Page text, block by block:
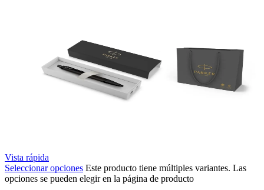
Vista rápida
Seleccionar opciones Este producto tiene múltiples variantes. Las
opciones se pueden elegir en la página de producto